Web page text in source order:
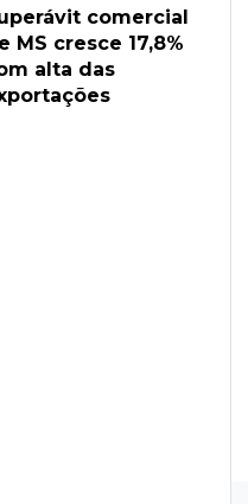
comercial
MS cresce 17,8%
alta das